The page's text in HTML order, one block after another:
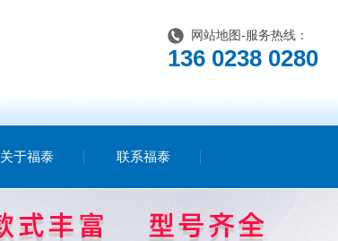
网站地图 -服务热线：
136 0238 0280
关于福泰 联系福泰